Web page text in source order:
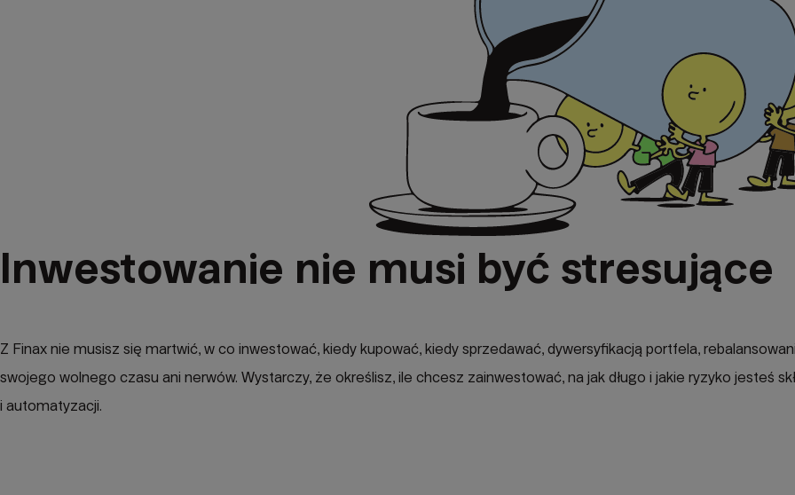
Inwestowanie nie musi być stresujące
Z Finax nie musisz się martwić, w co inwestować, kiedy kupować, kiedy sprzedawać, dywersyfikacją portfela,
swojego wolnego czasu ani nerwów. Wystarczy, że określisz, ile chcesz zainwestować, na jak długo i jakie ryzyko jesteś
i automatyzacji.